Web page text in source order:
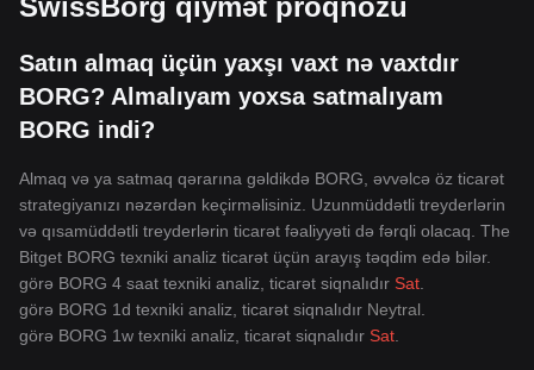
SwissBorg qiymət proqnozu
Satın almaq üçün yaxşı vaxt nə vaxtdır
BORG? Almalıyam yoxsa satmalıyam
BORG indi?
Almaq və ya satmaq qərarına gəldikdə BORG, əvvəlcə öz ticarət
strategiyanızı nəzərdən keçirməlisiniz. Uzunmüddətli treyderlərin
və qısamüddətli treyderlərin ticarət fəaliyyəti də fərqli olacaq. The
Bitget BORG texniki analiz ticarət üçün arayış təqdim edə bilər.
görə BORG 4 saat texniki analiz, ticarət siqnalıdır Sat
görə BORG 1d texniki analiz, ticarət siqnalıdır Neytral
görə BORG 1w texniki analiz, ticarət siqnalıdır Sat